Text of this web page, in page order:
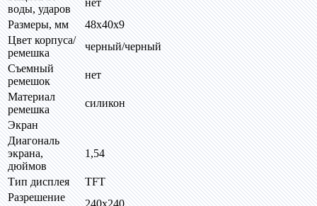
воды, ударов
Размеры, мм
48x40x9
Цвет корпуса/
ремешка
черный/черный
Съемный
ремешок
нет
Материал
ремешка
силикон
Экран
Диагональ
экрана,
дюймов
1,54
Тип дисплея
TFT
Разрешение
240х240